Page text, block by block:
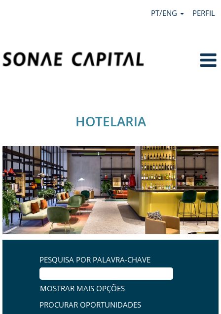
PT/ENG PERFIL
HOTELARIA
PESQUISA POR PALAVRA-CHAVE
MOSTRAR MAIS OPÇÕES